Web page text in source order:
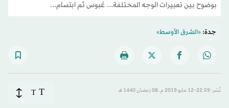
بوضوح بين تعبيرات الوجه المختلفة... عُبوس ثم ابتسام...
جدة:«الشرق الأوسط»
نُشر: 22:59-12 مايو 2019 م ـ 08 رَمضان 1440 هـ T
T